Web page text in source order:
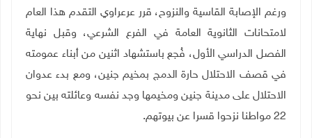
ورغم الإصابة القاسية والنزوح، قرر عرعراوي التقدم هذا العام
لامتحانات الثانوية العامة في الفرع الشرعي، وقبل نهاية
الفصل الدراسي الأول، فُجع باستشهاد اثنين من أبناء عمومته
في قصف الاحتلال حارة الدمج بمخيم جنين، ومع بدء عدوان
الاحتلال على مدينة جنين ومخيمها وجد نفسه وعائلته بين نحو
22 مواطنا نزحوا قسرا عن بيوتهم.